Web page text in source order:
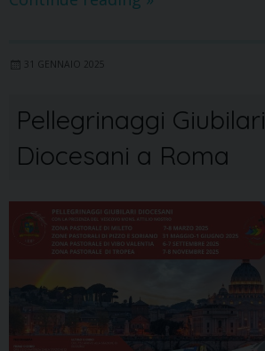
31 GENNAIO 2025
Pellegrinaggi Giubilari
Diocesani a Roma